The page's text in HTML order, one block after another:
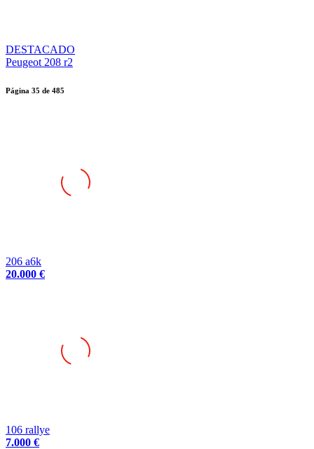
DESTACADO
Peugeot 208 r2
Página 35 de 485
206 a6k
20.000 €
106 rallye
7.000 €